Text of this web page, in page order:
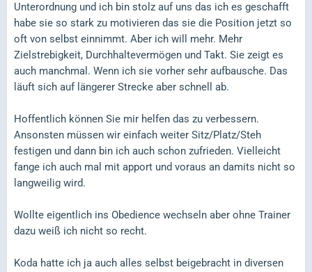
Unterordnung und ich bin stolz auf uns das ich es geschafft
habe sie so stark zu motivieren das sie die Position jetzt so
oft von selbst einnimmt. Aber ich will mehr. Mehr
Zielstrebigkeit, Durchhaltevermögen und Takt. Sie zeigt es
auch manchmal. Wenn ich sie vorher sehr aufbausche. Das
läuft sich auf längerer Strecke aber schnell ab.
Hoffentlich können Sie mir helfen das zu verbessern.
Ansonsten müssen wir einfach weiter Sitz/Platz/Steh
festigen und dann bin ich auch schon zufrieden. Vielleicht
fange ich auch mal mit apport und voraus an damits nicht so
langweilig wird.
Wollte eigentlich ins Obedience wechseln aber ohne Trainer
dazu weiß ich nicht so recht.
Koda hatte ich ja auch alles selbst beigebracht in diversen